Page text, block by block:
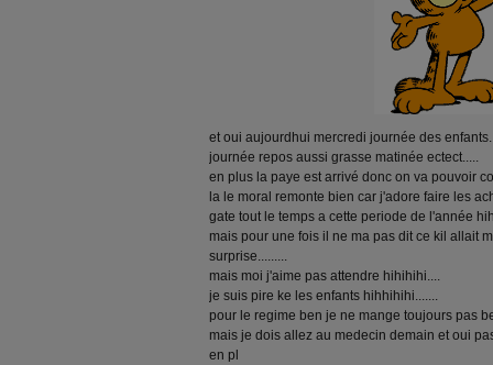
et oui aujourdhui mercredi journée des
journée repos aussi grasse matinée ectect.....
en plus la paye est arrivé donc on va pouvoir
la le moral remonte bien car j'adore faire les
gate tout le temps a cette periode de l'année
mais pour une fois il ne ma pas dit ce kil allait
surprise.........
mais moi j'aime pas attendre hihihihi....
je suis pire ke les enfants hihhihihi.......
pour le regime ben je ne mange toujours pas
mais je dois allez au medecin demain et oui
en pl